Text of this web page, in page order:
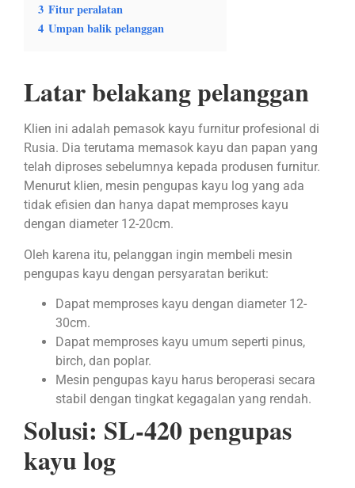
3 Fitur peralatan
4 Umpan balik pelanggan
Latar belakang pelanggan
Klien ini adalah pemasok kayu furnitur profesional di
Rusia. Dia terutama memasok kayu dan papan yang
telah diproses sebelumnya kepada produsen furnitur.
Menurut klien, mesin pengupas kayu log yang ada
tidak efisien dan hanya dapat memproses kayu
dengan diameter 12-20cm.
Oleh karena itu, pelanggan ingin membeli mesin
pengupas kayu dengan persyaratan berikut:
Dapat memproses kayu dengan diameter 12-
30cm.
Dapat memproses kayu umum seperti pinus,
birch, dan poplar.
Mesin pengupas kayu harus beroperasi secara
stabil dengan tingkat kegagalan yang rendah.
Solusi: SL-420 pengupas
kayu log